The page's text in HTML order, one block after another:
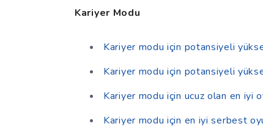
Kariyer Modu
Kariyer modu için potansiyeli
Kariyer modu için potansiyeli
Kariyer modu için ucuz olan en iyi
Kariyer modu için en iyi serbest